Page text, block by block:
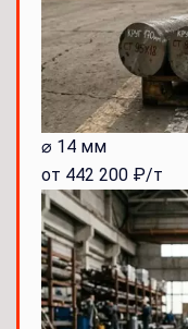
⌀ 14 мм
от 442 200 ₽/т